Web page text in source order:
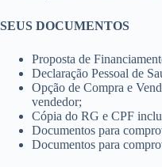
SEUS DOCUMENTOS
Proposta de
Declaração Pessoal de
Opção de Compra e
vendedor;
Cópia do RG e CPF
Documentos para
Documentos para